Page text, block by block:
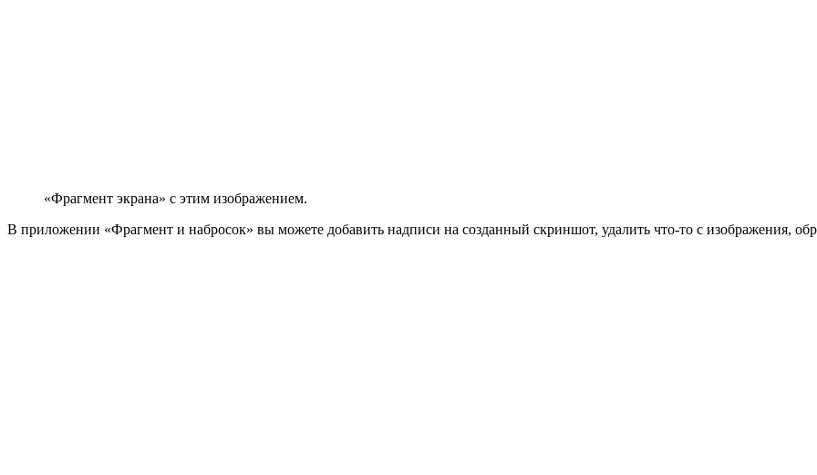
«Фрагмент экрана» с этим изображением.
В приложении «Фрагмент и набросок» вы можете добавить надписи на созданный скриншот, удалить что-то с изображения,